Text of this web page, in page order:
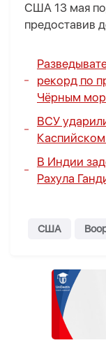
США 13 мая
предоставив
рекорд по
Чёрным
ВСУ
В Индии
Рахула
США